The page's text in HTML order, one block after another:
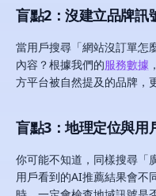
盲點2：沒建立品牌訊
當用戶搜尋「網站沒訂單怎
內容？根據我們的服務數據
方平台被自然提及的品牌，
盲點3：地理定位與用
你可能不知道，同樣搜尋「
用戶看到的AI推薦結果會不